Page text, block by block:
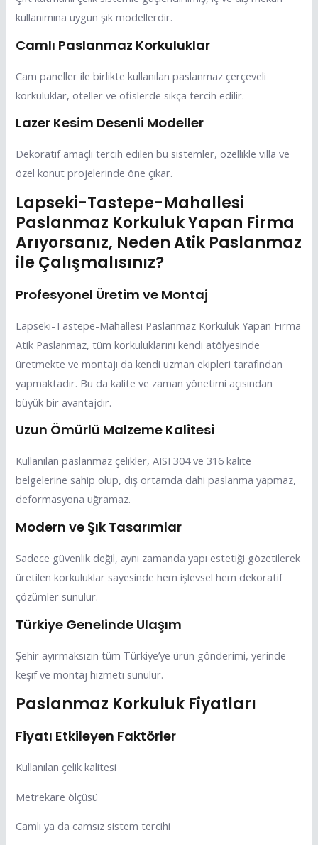
kullanımına uygun şık modellerdir.
Camlı Paslanmaz Korkuluklar
Cam paneller ile birlikte kullanılan paslanmaz çerçeveli
korkuluklar, oteller ve ofislerde sıkça tercih edilir.
Lazer Kesim Desenli Modeller
Dekoratif amaçlı tercih edilen bu sistemler, özellikle villa ve
özel konut projelerinde öne çıkar.
Lapseki-Tastepe-Mahallesi
Paslanmaz Korkuluk Yapan Firma
Arıyorsanız, Neden Atik Paslanmaz
ile Çalışmalısınız?
Profesyonel Üretim ve Montaj
Lapseki-Tastepe-Mahallesi Paslanmaz Korkuluk Yapan Firma
Atik Paslanmaz, tüm korkuluklarını kendi atölyesinde
üretmekte ve montajı da kendi uzman ekipleri tarafından
yapmaktadır. Bu da kalite ve zaman yönetimi açısından
büyük bir avantajdır.
Uzun Ömürlü Malzeme Kalitesi
Kullanılan paslanmaz çelikler, AISI 304 ve 316 kalite
belgelerine sahip olup, dış ortamda dahi paslanma yapmaz,
deformasyona uğramaz.
Modern ve Şık Tasarımlar
Sadece güvenlik değil, aynı zamanda yapı estetiği gözetilerek
üretilen korkuluklar sayesinde hem işlevsel hem dekoratif
çözümler sunulur.
Türkiye Genelinde Ulaşım
Şehir ayırmaksızın tüm Türkiye’ye ürün gönderimi, yerinde
keşif ve montaj hizmeti sunulur.
Paslanmaz Korkuluk Fiyatları
Fiyatı Etkileyen Faktörler
Kullanılan çelik kalitesi
Metrekare ölçüsü
Camlı ya da camsız sistem tercihi